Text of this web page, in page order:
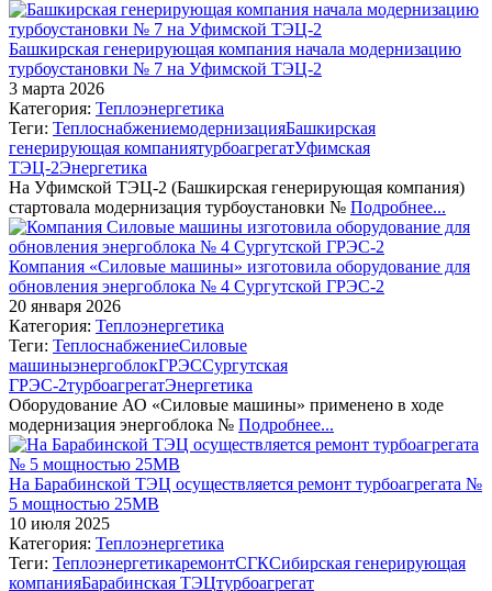
Башкирская генерирующая компания начала модернизацию
турбоустановки № 7 на Уфимской ТЭЦ-2
3 марта 2026
Категория: Теплоэнергетика
Теги: ТеплоснабжениемодернизацияБашкирская
генерирующая компаниятурбоагрегатУфимская
ТЭЦ-2Энергетика
На Уфимской ТЭЦ-2 (Башкирская генерирующая компания)
стартовала модернизация турбоустановки № Подробнее...
Компания «Силовые машины» изготовила оборудование для
обновления энергоблока № 4 Сургутской ГРЭС-2
20 января 2026
Категория: Теплоэнергетика
Теги: ТеплоснабжениеСиловые
машиныэнергоблокГРЭССургутская
ГРЭС-2турбоагрегатЭнергетика
Оборудование АО «Силовые машины» применено в ходе
модернизация энергоблока № Подробнее...
На Барабинской ТЭЦ осуществляется ремонт турбоагрегата №
5 мощностью 25МВ
10 июля 2025
Категория: Теплоэнергетика
Теги: ТеплоэнергетикаремонтСГКСибирская генерирующая
компанияБарабинская ТЭЦтурбоагрегат